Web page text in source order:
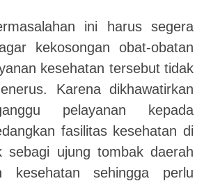
ini harus segera
kekosongan obat-obatan
kesehatan tersebut tidak
Karena dikhawatirkan
pelayanan kepada
fasilitas kesehatan di
sebagi ujung tombak daerah
kesehatan sehingga perlu